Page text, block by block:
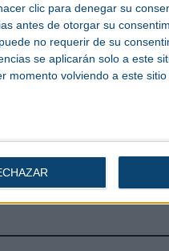
clic para denegar su
antes de otorgar su
no requerir de su
se aplicarán solo a este
momento volviendo a este
de Normales o